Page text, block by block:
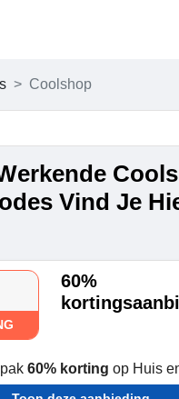
Coolshop
Vind Je
60%
60% korting op Huis